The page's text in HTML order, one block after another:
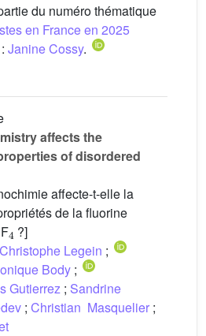
du numéro thématique
en France en 2025
Janine Cossy.
affects the
of disordered
affecte-t-elle la
de la fluorine
4
?]
Christophe Legein ;
Body ;
Gutierrez ; Sandrine
; Christian Masquelier ;